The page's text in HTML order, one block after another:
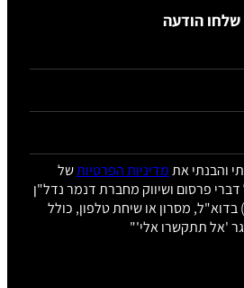
הפרטיותשל
מחברת דנמר נדל"ן
טלפון, כולל